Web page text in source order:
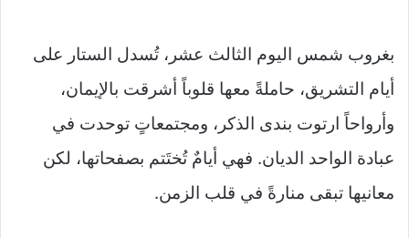
بغروب شمس اليوم الثالث عشر، تُسدل الستار على
أيام التشريق، حاملةً معها قلوباً أشرقت بالإيمان،
وأرواحاً ارتوت بندى الذكر، ومجتمعاتٍ توحدت في
عبادة الواحد الديان. فهي أيامٌ تُختَتم بصفحاتها، لكن
معانيها تبقى منارةً في قلب الزمن.